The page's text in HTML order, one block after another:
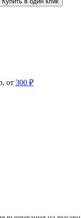
от 300 ₽